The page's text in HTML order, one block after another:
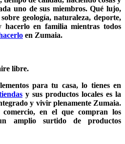
uno de sus miembros. Qué lujo,
geología, naturaleza, deporte,
hacerlo en familia mientras todos
en Zumaia.
libre.
para tu casa, lo tienes en
y sus productos locales es la
y vivir plenamente Zumaia.
en el que compran los
amplio surtido de productos